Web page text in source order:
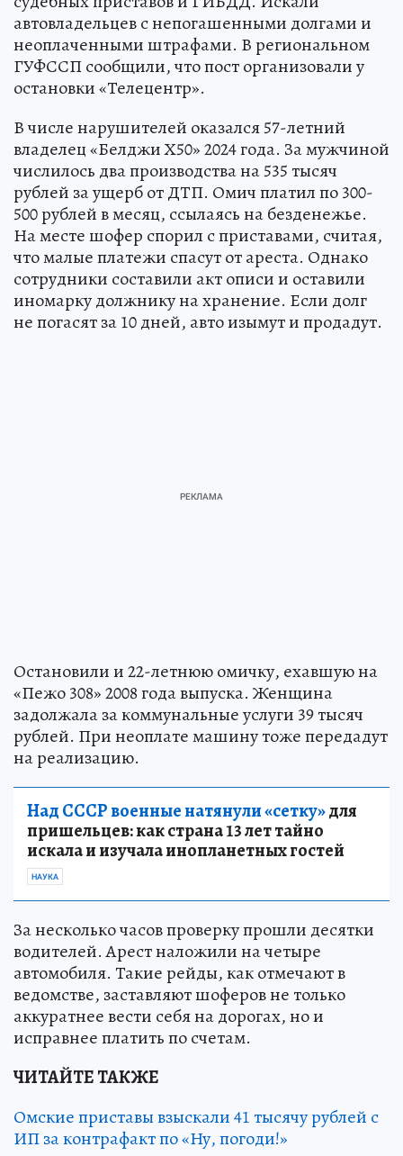
автовладельцев с непогашенными долгами и
неоплаченными штрафами. В региональном
ГУФССП сообщили, что пост организовали у
остановки «Телецентр».
В числе нарушителей оказался 57-летний
владелец «Белджи Х50» 2024 года. За мужчиной
числилось два производства на 535 тысяч
рублей за ущерб от ДТП. Омич платил по 300-
500 рублей в месяц, ссылаясь на безденежье.
На месте шофер спорил с приставами, считая,
что малые платежи спасут от ареста. Однако
сотрудники составили акт описи и оставили
иномарку должнику на хранение. Если долг
не погасят за 10 дней, авто изымут и продадут.
Остановили и 22-летнюю омичку, ехавшую на
«Пежо 308» 2008 года выпуска. Женщина
задолжала за коммунальные услуги 39 тысяч
рублей. При неоплате машину тоже передадут
на реализацию.
Над СССР военные натянули «сетку»для
пришельцев: как страна 13 лет тайно
искала и изучала инопланетных гостей
НАУКА
За несколько часов проверку прошли десятки
водителей. Арест наложили на четыре
автомобиля. Такие рейды, как отмечают в
ведомстве, заставляют шоферов не только
аккуратнее вести себя на дорогах, но и
исправнее платить по счетам.
ЧИТАЙТЕ ТАКЖЕ
Омские приставы взыскали 41 тысячу рублей с
ИП за контрафакт по «Ну, погоди!»